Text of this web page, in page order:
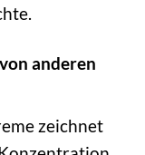
anderen
zeichnet